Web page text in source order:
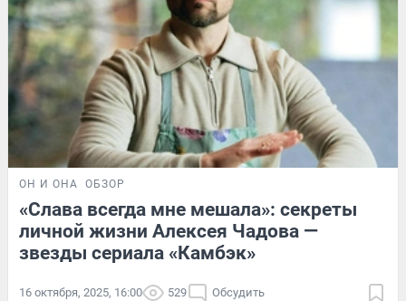
ОН И ОНА ОБЗОР
«Слава всегда мне мешала»: секреты
личной жизни Алексея Чадова —
звезды сериала «Камбэк»
16 октября, 2025, 16:00 529 Обсудить